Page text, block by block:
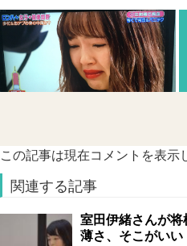
この記事は現在コメントを表示
関連する記事
室田伊緒さんが
薄さ、そこがいい